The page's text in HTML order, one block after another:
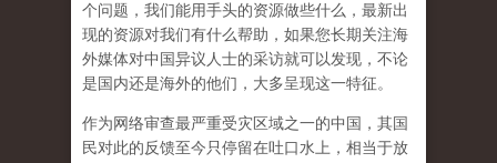
个问题，我们能用手头的资源做些什么，最新出
现的资源对我们有什么帮助，如果您长期关注海
外媒体对中国异议人士的采访就可以发现，不论
是国内还是海外的他们，大多呈现这一特征。
作为网络审查最严重受灾区域之一的中国，其国
民对此的反馈至今只停留在吐口水上，相当于放